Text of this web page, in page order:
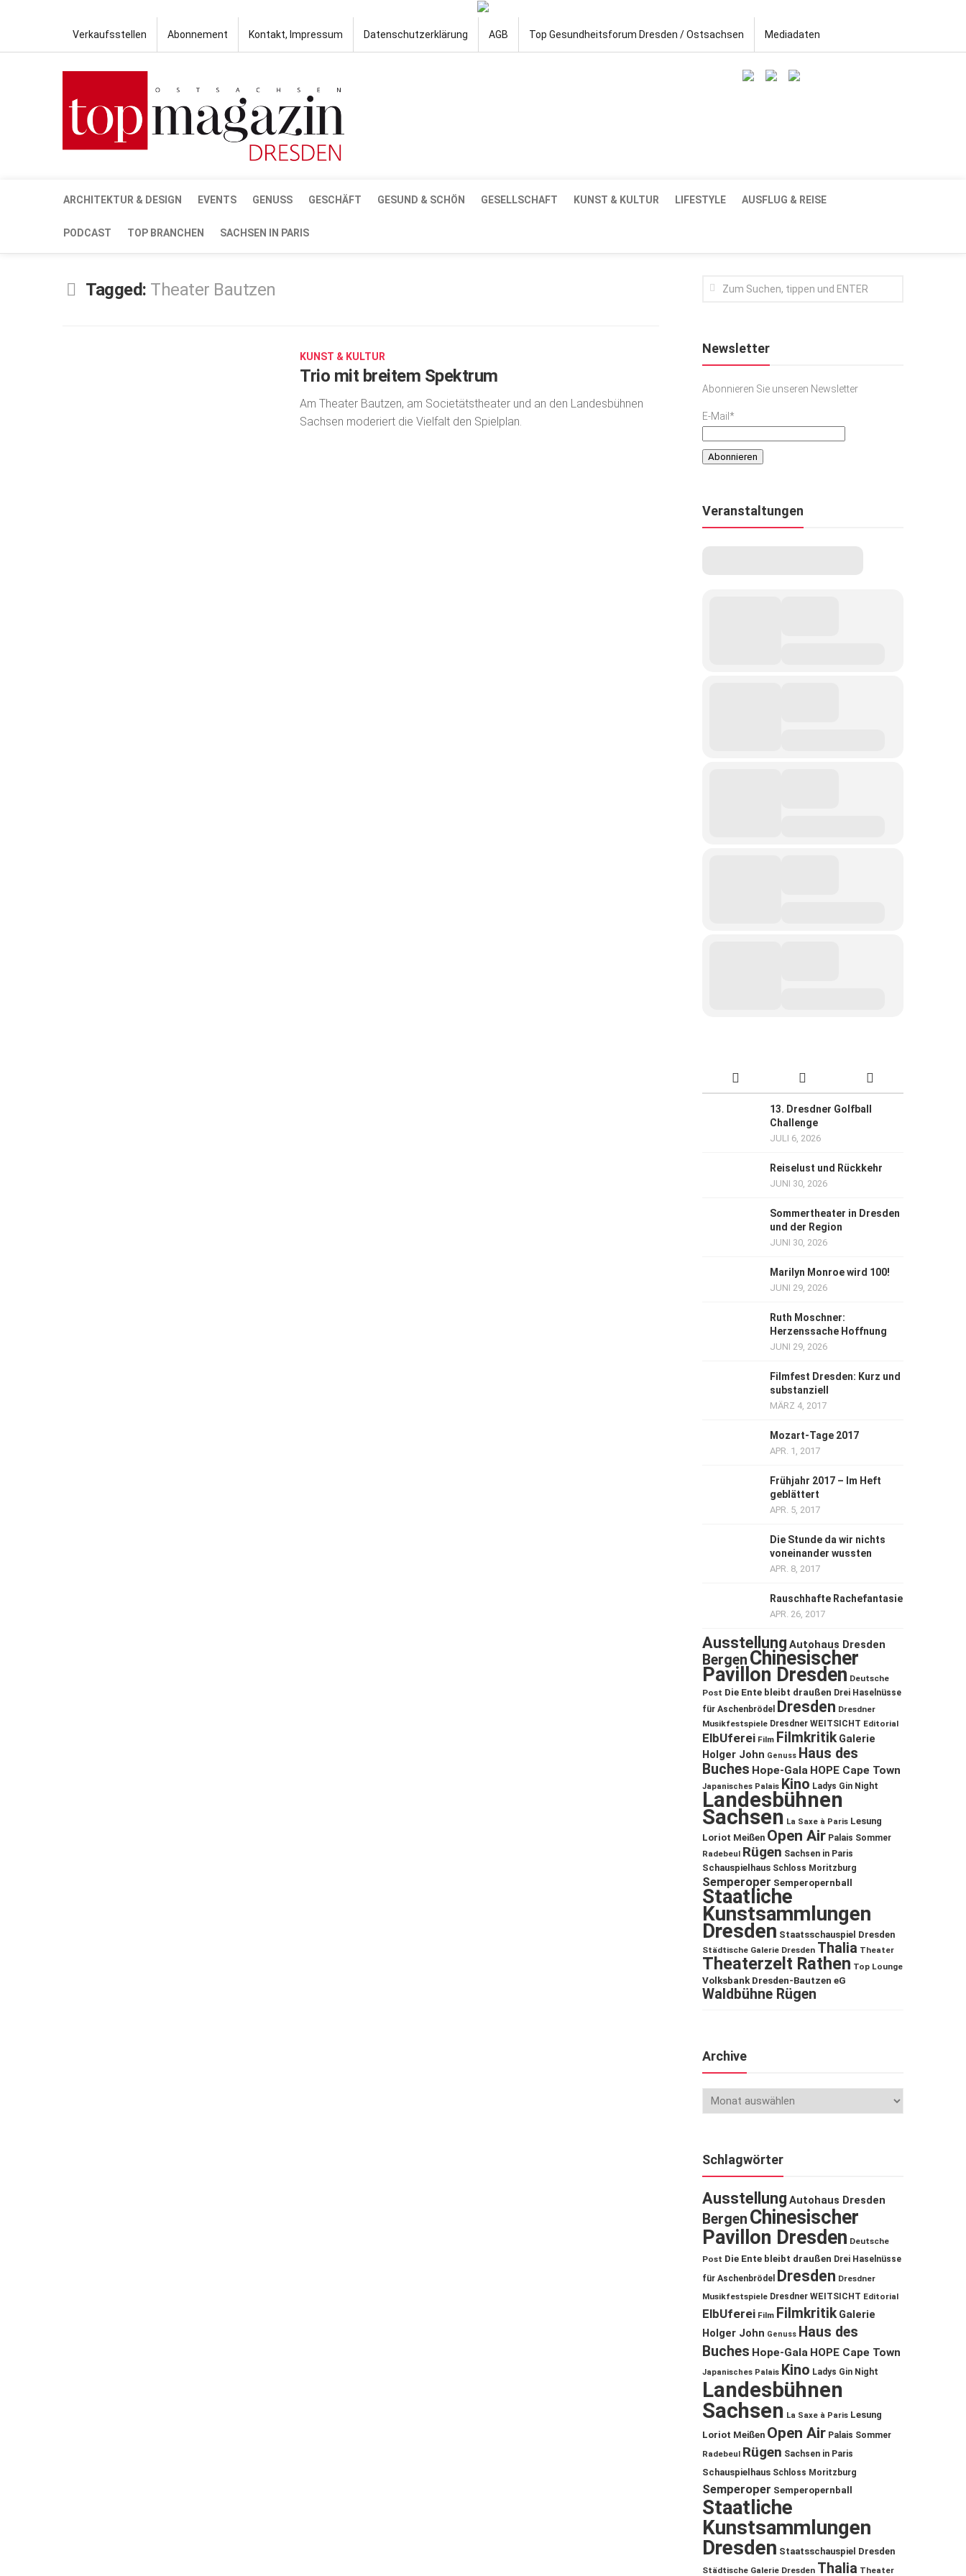
Verkaufsstellen Abonnement Kontakt, Impressum Datenschutzerklärung AGB Top Gesundheitsforum Dresden / Ostsachsen Mediadaten
ARCHITEKTUR & DESIGN EVENTS GENUSS GESCHÄFT GESUND & SCHÖN GESELLSCHAFT KUNST & KULTUR LIFESTYLE AUSFLUG & REISE
PODCAST TOP BRANCHEN SACHSEN IN PARIS
Tagged: Theater Bautzen
KUNST & KULTUR
Trio mit breitem Spektrum
Am Theater Bautzen, am Societäts­theater und an den Landesbühnen
Sachsen moderiert die Vielfalt den Spielplan.
Newsletter
Abonnieren Sie unseren Newsletter
E-Mail*
Veranstaltungen
13. Dresdner Golfball
Challenge
JULI 6, 2026
Reiselust und Rückkehr
JUNI 30, 2026
Sommertheater in Dresden
und der Region
JUNI 30, 2026
Marilyn Monroe wird 100!
JUNI 29, 2026
Ruth Moschner:
Herzenssache Hoffnung
JUNI 29, 2026
Filmfest Dresden: Kurz und
substanziell
MÄRZ 4, 2017
Mozart-Tage 2017
APR. 1, 2017
Frühjahr 2017 – Im Heft
geblättert
APR. 5, 2017
Die Stunde da wir nichts
voneinander wussten
APR. 8, 2017
Rauschhafte Rachefantasie
APR. 26, 2017
Ausstellung Autohaus Dresden
Bergen Chinesischer
Pavillon Dresden Deutsche
Post Die Ente bleibt draußen Drei Haselnüsse
für Aschenbrödel
Dresden Dresdner
Musikfestspiele Dresdner WEITSICHT Editorial
ElbUferei Film Filmkritik Galerie
Holger John Genuss Haus des
Buches Hope-Gala HOPE Cape Town
Japanisches Palais Kino Ladys Gin Night
Landesbühnen
Sachsen La Saxe à Paris Lesung
Loriot Meißen Open Air Palais Sommer
Radebeul Rügen Sachsen in Paris
Schauspielhaus Schloss Moritzburg
Semperoper Semperopernball
Staatliche
Kunstsammlungen
Dresden Staatsschauspiel Dresden
Städtische Galerie Dresden Thalia Theater
Theaterzelt Rathen Top Lounge
Volksbank Dresden-Bautzen eG
Waldbühne Rügen
Archive
Schlagwörter
Ausstellung Autohaus Dresden
Bergen Chinesischer
Pavillon Dresden Deutsche
Post Die Ente bleibt draußen Drei Haselnüsse
für Aschenbrödel
Dresden Dresdner
Musikfestspiele Dresdner WEITSICHT Editorial
ElbUferei Film Filmkritik Galerie
Holger John Genuss Haus des
Buches Hope-Gala HOPE Cape Town
Japanisches Palais Kino Ladys Gin Night
Landesbühnen
Sachsen La Saxe à Paris Lesung
Loriot Meißen Open Air Palais Sommer
Radebeul Rügen Sachsen in Paris
Schauspielhaus Schloss Moritzburg
Semperoper Semperopernball
Staatliche
Kunstsammlungen
Dresden Staatsschauspiel Dresden
Städtische Galerie Dresden Thalia Theater